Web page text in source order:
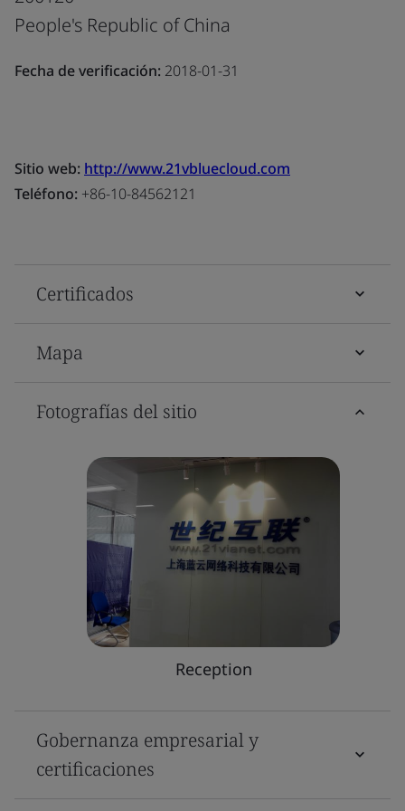
People's Republic of China
Fecha de verificación: 2018-01-31
Sitio web: http://www.21vbluecloud.com
Teléfono: +86-10-84562121
Certificados
Mapa
Fotografías del sitio
Reception
Gobernanza empresarial y
certificaciones